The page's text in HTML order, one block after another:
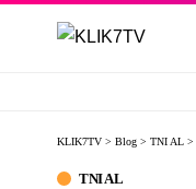
KLIK7TV > Blog > TNI AL >
TNI AL